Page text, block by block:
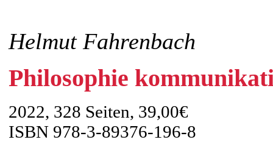
Helmut Fahrenbach
Philosophie
2022, 328 Seiten, 39,00€
ISBN 978-3-89376-196-8